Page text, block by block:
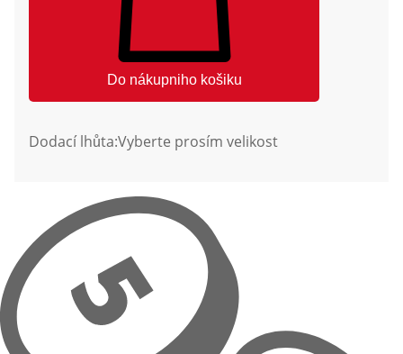
Do nákupniho košiku
Dodací lhůta:Vyberte prosím velikost